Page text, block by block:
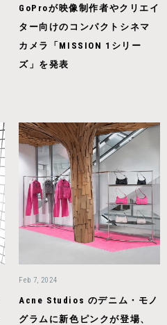
GoProが映像制作者やクリエイ
ター向けのコンパクトシネマ
カメラ「MISSION 1シリー
ズ」を発表
Feb 7, 2024
Acne Studios のデニム・モノ
グラムに新色ピンクが登場、